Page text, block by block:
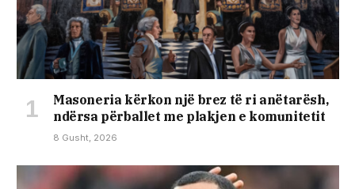
Masoneria kërkon një brez të ri anëtarësh,
ndërsa përballet me plakjen e komunitetit
8 Gusht, 2026